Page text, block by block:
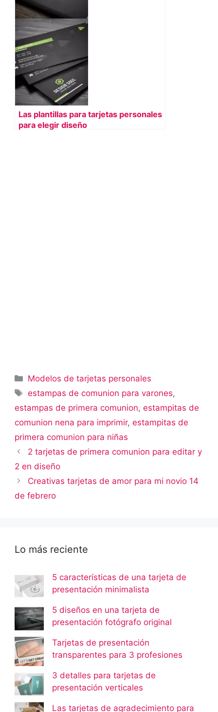
Las plantillas para tarjetas personales
para elegir diseño
Categorías
Modelos de tarjetas personales
Etiquetas
estampas de comunion para varones,
estampas de primera comunion, estampitas de
comunion nena para imprimir, estampitas de
primera comunion para niñas
2 tarjetas de primera comunion para editar y
2 en diseño
Creativas tarjetas de amor para mi novio 14
de febrero
Lo más reciente
5 características de una tarjeta de
presentación minimalista
5 diseños en una tarjeta de
presentación fotógrafo original
Tarjetas de presentación
transparentes para 3 profesiones
3 detalles para tarjetas de
presentación verticales
Las tarjetas de agradecimiento para